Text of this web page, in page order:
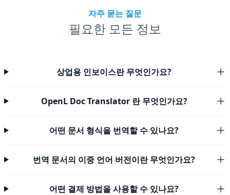
자주 묻는 질문
필요한 모든 정보
상업용 인보이스란 무엇인가요?
OpenL Doc Translator 란 무엇인가요?
어떤 문서 형식을 번역할 수 있나요?
번역 문서의 이중 언어 버전이란 무엇인가요?
어떤 결제 방법을 사용할 수 있나요?